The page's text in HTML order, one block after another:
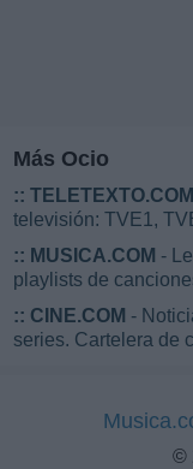
Más Ocio
:: TELETEXTO.COM
televisión: TVE1,
:: MUSICA.COM -
playlists de
:: CINE.COM -
series. Cartelera de
©